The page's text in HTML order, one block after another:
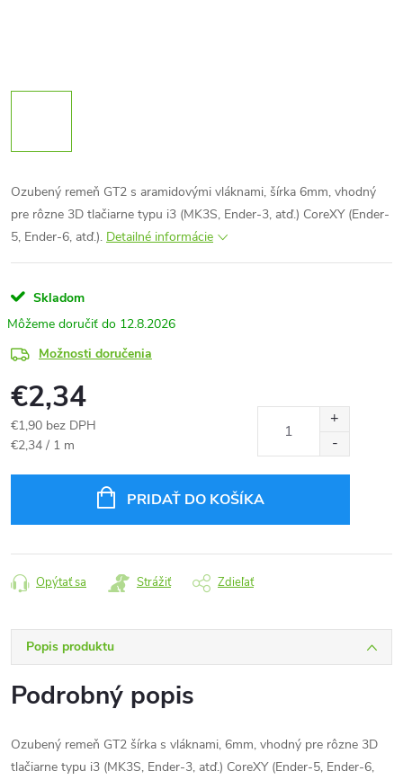
Ozubený remeň GT2 s aramidovými vláknami, šírka 6mm, vhodný
pre rôzne 3D tlačiarne typu i3 (MK3S, Ender-3, atď.) CoreXY (Ender-
5, Ender-6, atď.). Detailné informácie
Skladom
12.8.2026
Možnosti doručenia
€2,34
€1,90 bez DPH
Jednotková
€2,34 / 1 m
PRIDAŤ DO KOŠÍKA
Opýtať sa Strážiť Zdieľať
Popis produktu
Podrobný popis
Ozubený remeň GT2 šírka s vláknami, 6mm, vhodný pre rôzne 3D
tlačiarne typu i3 (MK3S, Ender-3, atď.) CoreXY (Ender-5, Ender-6,